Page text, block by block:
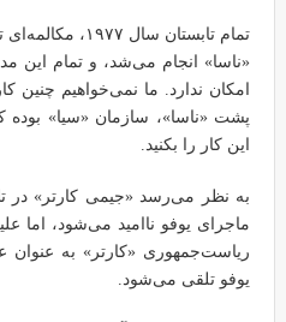
تمام تابستان
«ناسا» انجام می‌شد، و تمام این
امکان ندارد. ما نمی‌خواهیم چنین
پشت «ناسا»، سازمان «سیا» بوده
این کار را بکنید.
به نظر می‌رسد «جیمی کارتر» در
ماجرای یوفو ناامید می‌شود، اما
ریاست‌جمهوری «کارتر» به
یوفو تلقی می‌شود.